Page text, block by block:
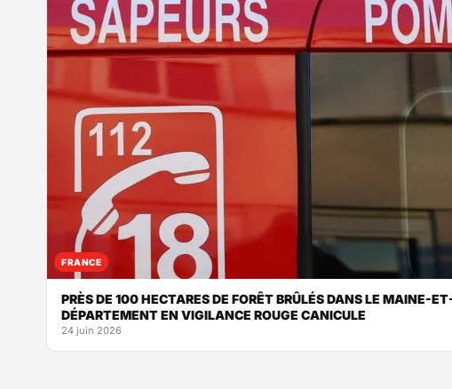
FRANCE
PRÈS DE 100 HECTARES DE FORÊT BRÛLÉS DANS LE MAINE-
DÉPARTEMENT EN VIGILANCE ROUGE CANICULE
24 juin 2026